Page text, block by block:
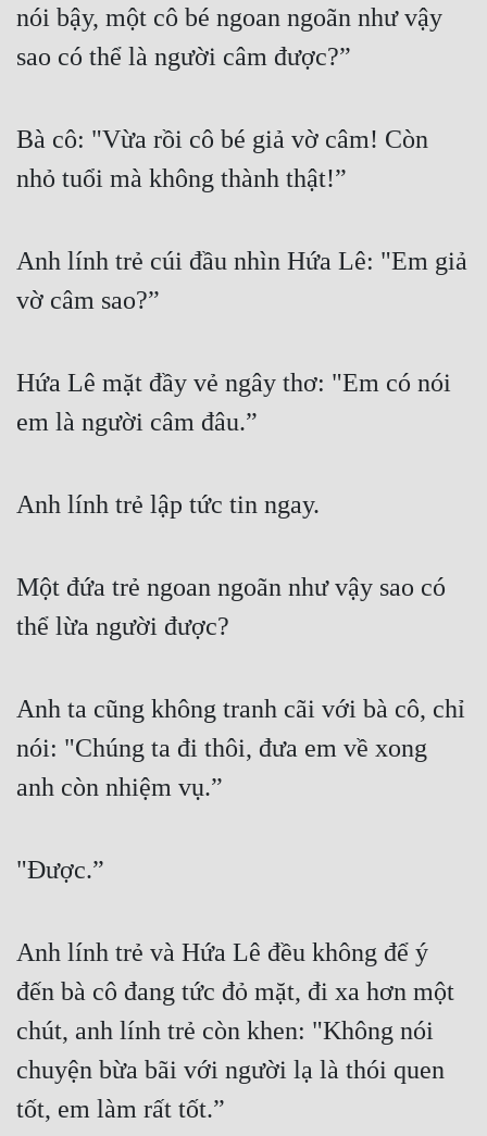
Nữ Cường
Nữ Phụ
Phương Tây
Phản Phái
Quân Sự
Tiên Hiệp
Trinh Thám
Triều Đấu
Trọng Sinh
Tu Chân
Tu Tiên
Vô Địch
Xuyên Nhanh
Xuyên Sách
nói bậy, một cô bé ngoan ngoãn như vậy
sao có thể là người câm được?”
Bà cô: "Vừa rồi cô bé giả vờ câm! Còn
nhỏ tuổi mà không thành thật!”
Anh lính trẻ cúi đầu nhìn Hứa Lê: "Em giả
vờ câm sao?”
Hứa Lê mặt đầy vẻ ngây thơ: "Em có nói
em là người câm đâu.”
Anh lính trẻ lập tức tin ngay.
Một đứa trẻ ngoan ngoãn như vậy sao có
thể lừa người được?
Anh ta cũng không tranh cãi với bà cô, chỉ
nói: "Chúng ta đi thôi, đưa em về xong
anh còn nhiệm vụ.”
"Được.”
Anh lính trẻ và Hứa Lê đều không để ý
đến bà cô đang tức đỏ mặt, đi xa hơn một
chút, anh lính trẻ còn khen: "Không nói
chuyện bừa bãi với người lạ là thói quen
tốt, em làm rất tốt.”